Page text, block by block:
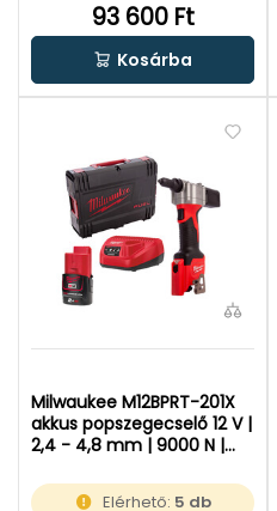
93 600 Ft
Kosárba
Milwaukee M12BPRT-201X
akkus popszegecselő 12 V |
2,4 - 4,8 mm | 9000 N |
töltő | Heavy Duty
Elérhető: 5 db